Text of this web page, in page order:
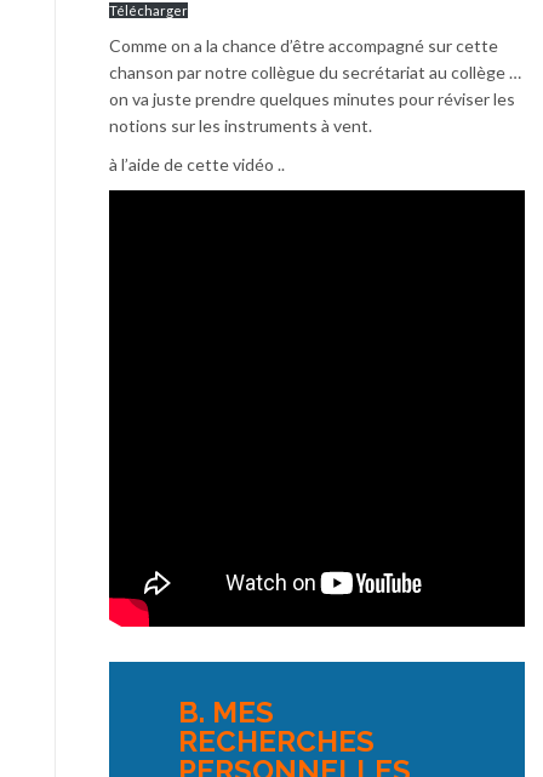
Télécharger
Comme on a la chance d’être accompagné sur cette
chanson par notre collègue du secrétariat au collège …
on va juste prendre quelques minutes pour réviser les
notions sur les instruments à vent.
à l’aide de cette vidéo ..
B. MES
RECHERCHES
PERSONNELLES